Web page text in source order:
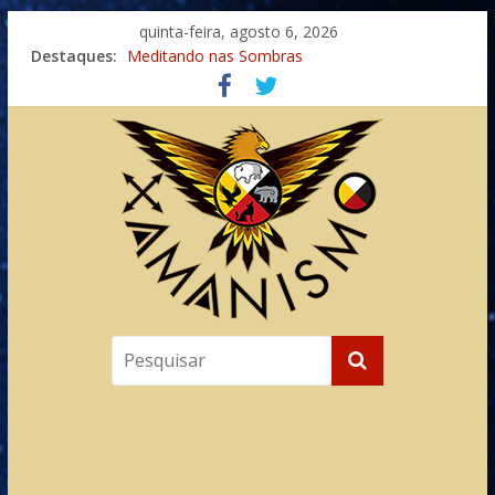
quinta-feira, agosto 6, 2026
Destaques: Meditando nas Sombras
Autosuficiência: A Jornada do Espírito Ancestral
Xamanismo Universal
Totens – Caminho Espiritual – Crescimento
Imaginação na Cura